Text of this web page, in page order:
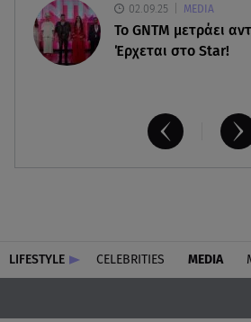
02.09.25 MEDIA
Το GNTM μετράει
Έρχεται στο Star!
LIFESTYLE CELEBRITIES MEDIA